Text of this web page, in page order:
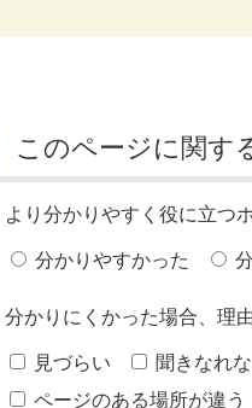
このページに関す
より分かりやすく役に立つ
分かりやすかった
分かりにくかった場合、理
見づらい 聞きなれ
ページのある場所が違う